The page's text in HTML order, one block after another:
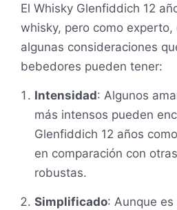
El Whisky Glenfiddich 12
whisky, pero como
algunas consideraciones
bebedores pueden tener:
Intensidad: Algunos
más intensos pueden
Glenfiddich 12 años
en comparación con
robustas.
Simplificado: Aunque